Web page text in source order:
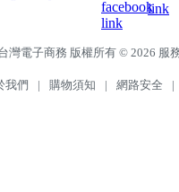
灣電子商務 版權所有 © 2026 服
我們 | 購物須知 | 網路安全 |